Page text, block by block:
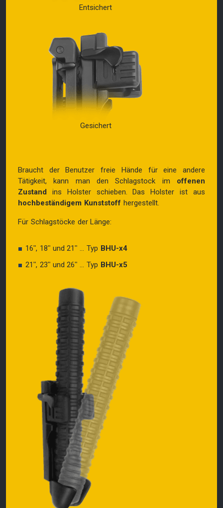
Entsichert
Gesichert
Braucht der Benutzer freie Hände für eine andere
Tätigkeit, kann man den Schlagstock im offenen
Zustand ins Holster schieben. Das Holster ist aus
hochbeständigem Kunststoff hergestellt.
Für Schlagstöcke der Länge:
16ʺ, 18ʺ und 21ʺ ... Typ BHU-x4
21ʺ, 23ʺ und 26ʺ ... Typ BHU-x5